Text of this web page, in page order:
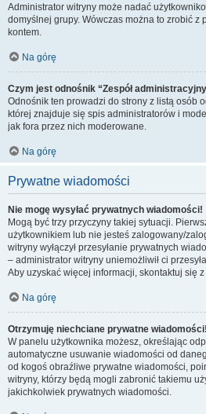
Administrator witryny może nadać
domyślnej grupy. Wówczas można to zrobić z
kontem.
Na górę
Czym jest odnośnik “Zespół
Odnośnik ten prowadzi do strony z listą osób
której znajduje się spis administratorów i
jak fora przez nich moderowane.
Na górę
Prywatne wiadomości
Nie mogę wysyłać prywatnych wiadomości!
Mogą być trzy przyczyny takiej sytuacji.
użytkownikiem lub nie jesteś zalogowany/
witryny wyłączył przesyłanie prywatnych
– administrator witryny uniemożliwił ci
Aby uzyskać więcej informacji, skontaktuj się
Na górę
Otrzymuję niechciane prywatne wiadomości!
W panelu użytkownika możesz, określając
automatyczne usuwanie wiadomości od
od kogoś obraźliwe prywatne wiadomości,
witryny, którzy będą mogli zabronić takiemu
jakichkolwiek prywatnych wiadomości.